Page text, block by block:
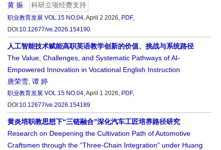
黄 振
科研立项经费支持
职业教育发展 VOL.15 NO.04, April 2 2026, PDF,
DOI:10.12677/ve.2026.154190
人工智能技术赋能高职英语教学创新的价值、挑战与系统路径
The Value, Challenges, and Systematic Pathways of AI-
Empowered Innovation in Vocational English Instruction
唐荣雪 谭 婷
职业教育发展 VOL.15 NO.04, April 1 2026, PDF,
DOI:10.12677/ve.2026.154189
黄炎培职教思想下“三链融合”深化汽车工匠培养路径研究
Research on Deepening the Cultivation Path of Automotive
Craftsmen through the “Three-Chain Integration” under Huang